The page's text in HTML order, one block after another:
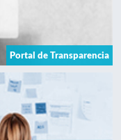
Portal de Transparencia